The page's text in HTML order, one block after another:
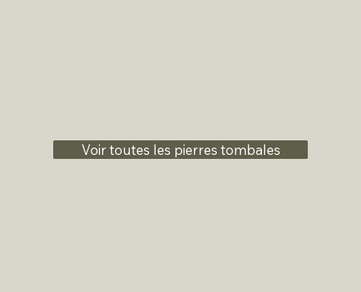
Voir toutes les pierres tombales